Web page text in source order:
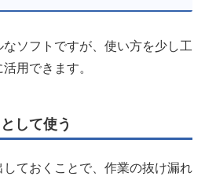
ソフトですが、使い方を少し工
用できます。
して使う
ておくことで、作業の抜け漏れ